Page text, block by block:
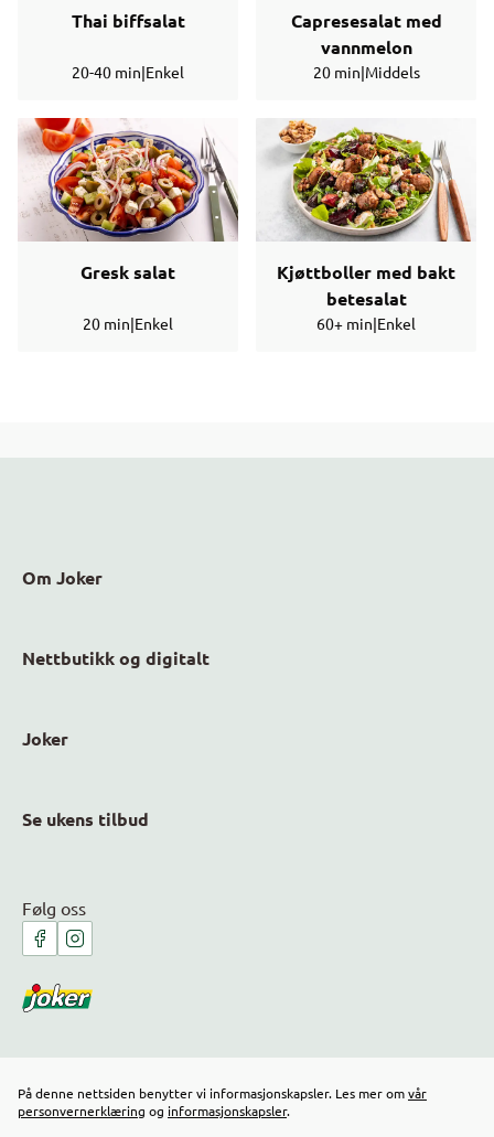
Thai biffsalat
20-40 min|Enkel
Capresesalat med
vannmelon
20 min|Middels
Gresk salat
20 min|Enkel
Kjøttboller med bakt
betesalat
60+ min|Enkel
Om Joker
Nettbutikk og digitalt
Joker
Se ukens tilbud
Følg oss
På denne nettsiden benytter vi informasjonskapsler. Les mer omvår
personvernerklæring og informasjonskapsler.